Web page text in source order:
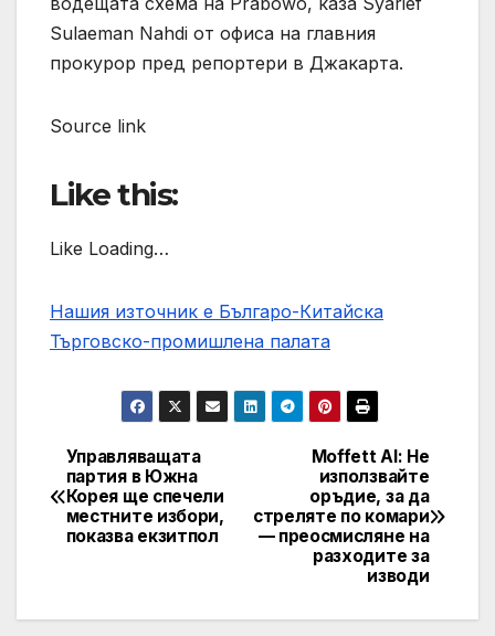
Sulaeman Nahdi от офиса на главния
прокурор пред репортери в Джакарта.
Source link
Like this:
Like Loading…
Нашия източник е Българо-Китайска
Търговско-промишлена палaта
Post
navigation
Moffett AI: Не
използвайте
оръдие, за да
стреляте по комари
— преосмисляне на
разходите за
изводи
Управляващата
партия в Южна
Корея ще спечели
местните избори,
показва екзитпол